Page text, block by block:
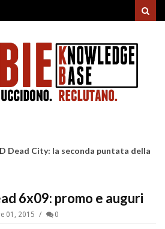
Dead City: la seconda puntata della
6x09: promo e auguri
01, 2015 0